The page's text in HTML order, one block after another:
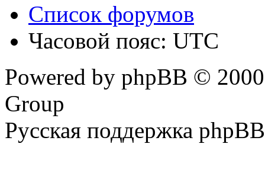
Список форумов
Часовой пояс: UTC
Powered by phpBB ©
Group
Русская поддержка phpBB